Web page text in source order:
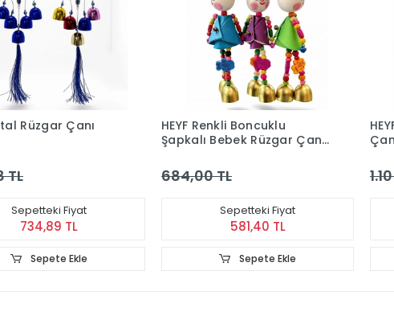
Rüzgar Çanı
TL
Sepetteki Fiyat
734,89 TL
Sepete Ekle
HEYF Renkli Boncuklu
Şapkalı Bebek Rüzgar Çanı
684,00 TL
Sepetteki Fiyat
581,40 TL
Sepete Ekle